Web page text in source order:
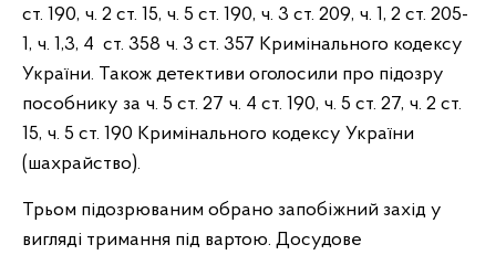
ст. 190, ч. 2 ст. 15, ч. 5 ст. 190, ч. 3 ст. 209, ч. 1, 2 ст. 205-
1, ч. 1,3, 4 ст. 358 ч. 3 ст. 357 Кримінального кодексу
України. Також детективи оголосили про підозру
пособнику за ч. 5 ст. 27 ч. 4 ст. 190, ч. 5 ст. 27, ч. 2 ст.
15, ч. 5 ст. 190 Кримінального кодексу України
(шахрайство).
Трьом підозрюваним обрано запобіжний захід у
вигляді тримання під вартою. Досудове